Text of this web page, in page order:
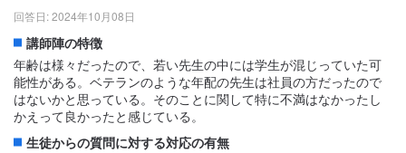
一対一、二人、多くて三人なので、わからないところは聞ける
し、先生は丁寧に対応してくれます。 演習してる時間と教えても
らう時間に分かれているようです。 幼い子どもは、泣いてしまっ
たりグズグズしたりしているようです。 それが邪魔になってない
か、心配です。
テキスト・教材について
オリジナルテキストもあるし、違うのもあります。
回答日: 2024年10月08日
講師陣の特徴
年齢は様々だったので、若い先生の中には学生が混じっていた可
能性がある。ベテランのような年配の先生は社員の方だったので
はないかと思っている。そのことに関して特に不満はなかったし
かえって良かったと感じている。
生徒からの質問に対する対応の有無